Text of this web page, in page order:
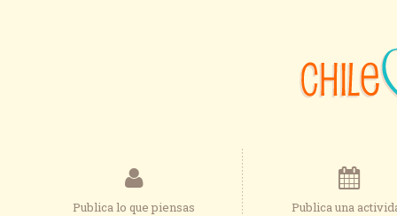
Publica lo que piensas Publica una